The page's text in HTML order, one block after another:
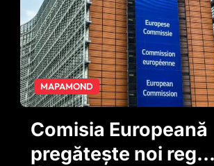
MAPAMOND
Comisia Europeană
pregătește noi reguli